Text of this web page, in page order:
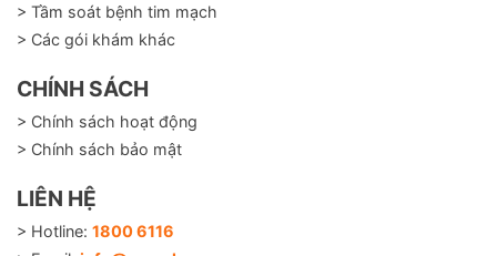
> Tầm soát bệnh tim mạch
> Các gói khám khác
CHÍNH SÁCH
> Chính sách hoạt động
> Chính sách bảo mật
LIÊN HỆ
> Hotline: 1800 6116